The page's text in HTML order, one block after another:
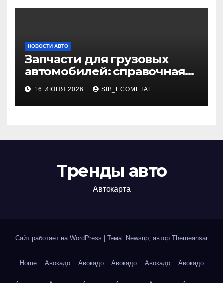
НОВОСТИ АВТО
Запчасти для грузовых
автомобилей: справочная
база по корейским и
японским моделям
16 ИЮНЯ 2026 SIB_ECOMETAL
Тренды авто
Автокарта
Сайт работает на WordPress Тема: Newsup, автор Themeansar
Home Авокадо Авокадо Авокадо Авокадо Авокадо